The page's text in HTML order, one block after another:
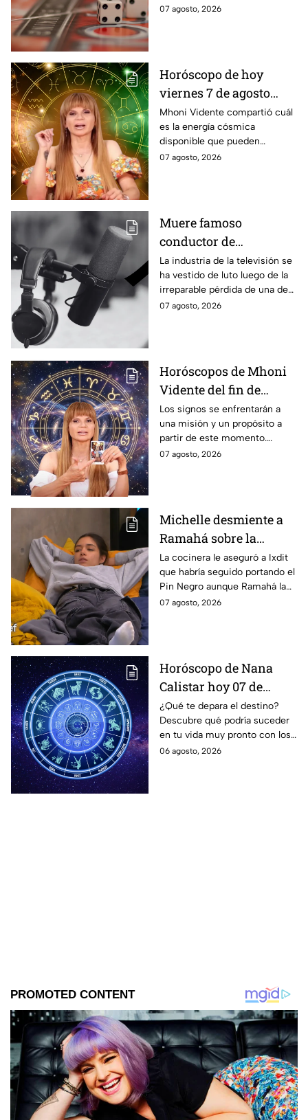
universo para cada uno de los
07 agosto, 2026
Horóscopo de hoy
viernes 7 de agosto
estas son las
predicciones de Mhoni
Vidente
Mhoni Vidente compartió cuál
es la energía cósmica
disponible que pueden
aprovechar las personas de los
07 agosto, 2026
Muere famoso
conductor de
televisión; fue uno de
los grandes referentes
de la pantalla chica y
querido por miles de
La industria de la televisión se
ha vestido de luto luego de la
irreparable pérdida de una de
las figuras más destacadas.
07 agosto, 2026
Horóscopos de Mhoni
Vidente del fin de
semana: predicciones
en el amor, dinero,
salud y suerte en el
portal del infinito
Los signos se enfrentarán a
una misión y un propósito a
partir de este momento.
Algunos tendrán etapas de
07 agosto, 2026
Michelle desmiente a
Ramahá sobre la
designación del Pin
Negro a un integrante
de las "Divas" en
MasterChef 24/7
La cocinera le aseguró a Ixdit
que habría seguido portando el
Pin Negro aunque Ramahá la
hubiera subido al balcón
07 agosto, 2026
Horóscopo de Nana
Calistar hoy 07 de
agosto; estos signos
podrían dejar de estar
solteros más pronto de
lo que imaginan y
¿Qué te depara el destino?
Descubre qué podría suceder
en tu vida muy pronto con los
horóscopos de Nana Calistar;
06 agosto, 2026